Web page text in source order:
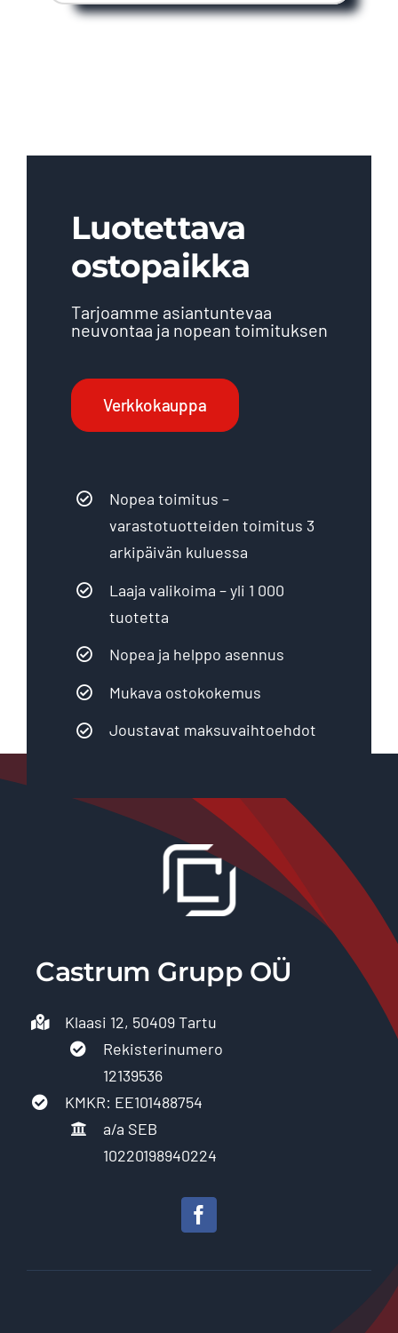
Luotettava
ostopaikka
Tarjoamme asiantuntevaa
neuvontaa ja nopean toimituksen
Verkkokauppa
Nopea toimitus –
varastotuotteiden toimitus 3
arkipäivän kuluessa
Laaja valikoima – yli 1 000
tuotetta
Nopea ja helppo asennus
Mukava ostokokemus
Joustavat maksuvaihtoehdot
Castrum Grupp OÜ
Klaasi 12, 50409 Tartu
Rekisterinumero
12139536
KMKR: EE101488754
a/a SEB
10220198940224